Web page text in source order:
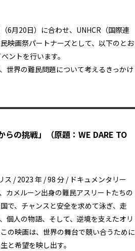
6月20日）に合わせ、UNHCR（国際連
映画祭パートナーズとして、以下のとお
ントを行います。
世界の難民問題について考えるきっかけ
らの挑戦」
（原題：WE DARE TO
/ 2023 年 / 98 分 / ドキュメンタリー
カメルーン出身の難民アスリートたちの
で、チャンスと安全を求めて泳ぎ、走
個人の物語、そして、逆境を支えたオリ
の映画は、世界の舞台で競い合うために
と希望を映し出す。